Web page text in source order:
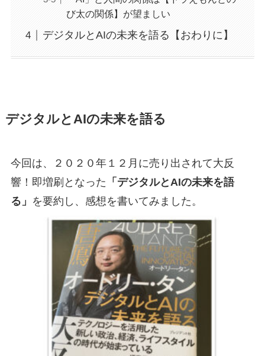
び太の関係】が望ましい
デジタルとAIの未来を語る【おわりに】
デジタルとAIの未来を語る
今回は、２０２０年１２月に売り出されて大反
響！即増刷となった 「デジタルとAIの未来を語
る」 を要約し、感想を書いてみました。